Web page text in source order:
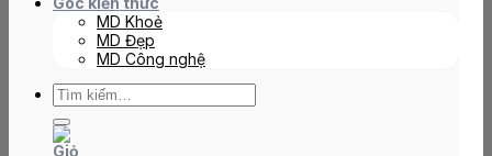
MD Khoẻ
MD Đẹp
MD Công nghệ
kiếm:
0826 668 168
GIỜ LÀM VIỆC